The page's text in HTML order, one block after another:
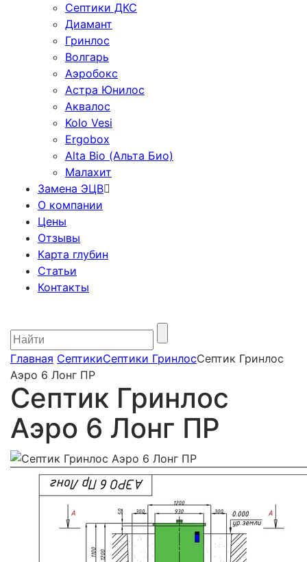
Септики ДКС
Диамант
Гринлос
Волгарь
Аэробокс
Астра Юнилос
Аквалос
Kolo Vesi
Ergobox
Alta Bio (Альта Био)
Малахит
Замена ЭЦВ
О компании
Цены
Отзывы
Карта глубин
Статьи
Контакты
Главная СептикиСептики ГринлосСептик Гринлос
Аэро 6 Лонг ПР
Септик Гринлос
Аэро 6 Лонг ПР